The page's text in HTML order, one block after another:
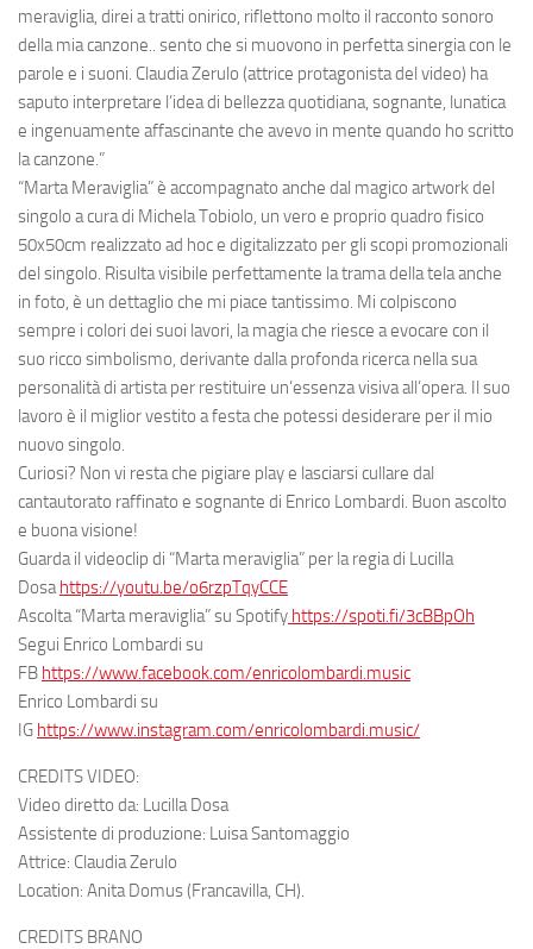
meraviglia, direi a tratti onirico, riflettono molto il racconto sonoro
della mia canzone.. sento che si muovono in perfetta sinergia con le
parole e i suoni. Claudia Zerulo (attrice protagonista del video) ha
saputo interpretare l’idea di bellezza quotidiana, sognante, lunatica
e ingenuamente affascinante che avevo in mente quando ho scritto
la canzone.”
“Marta Meraviglia” è accompagnato anche dal magico artwork del
singolo a cura di Michela Tobiolo, un vero e proprio quadro fisico
50x50cm realizzato ad hoc e digitalizzato per gli scopi promozionali
del singolo. Risulta visibile perfettamente la trama della tela anche
in foto, è un dettaglio che mi piace tantissimo. Mi colpiscono
sempre i colori dei suoi lavori, la magia che riesce a evocare con il
suo ricco simbolismo, derivante dalla profonda ricerca nella sua
personalità di artista per restituire un’essenza visiva all’opera. Il suo
lavoro è il miglior vestito a festa che potessi desiderare per il mio
nuovo singolo.
Curiosi? Non vi resta che pigiare play e lasciarsi cullare dal
cantautorato raffinato e sognante di Enrico Lombardi. Buon ascolto
e buona visione!
Guarda il videoclip di “Marta meraviglia” per la regia di Lucilla
Dosahttps://youtu.be/o6rzpTqyCCE
Ascolta “Marta meraviglia” su Spotify https://spoti.fi/3cBBpOh
Segui Enrico Lombardi su
FB https://www.facebook.com/enricolombardi.music
Enrico Lombardi su
IG https://www.instagram.com/enricolombardi.music/
CREDITS VIDEO:
Video diretto da: Lucilla Dosa
Assistente di produzione: Luisa Santomaggio
Attrice: Claudia Zerulo
Location: Anita Domus (Francavilla, CH).
CREDITS BRANO